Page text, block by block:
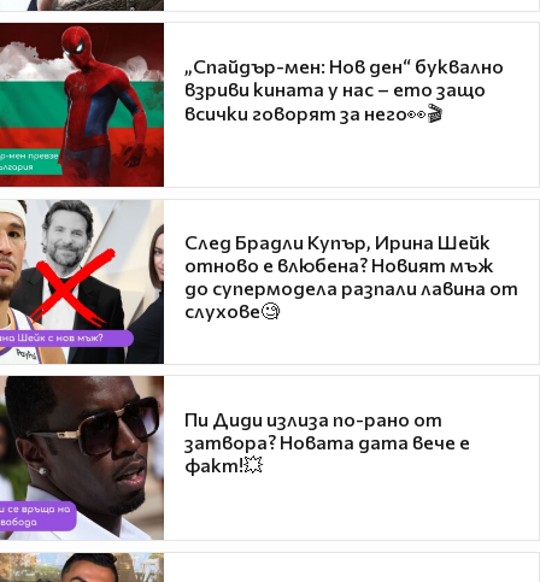
„Спайдър-мен: Нов ден“ буквално
взриви кината у нас – ето защо
всички говорят за него👀🎬
След Брадли Купър, Ирина Шейк
отново е влюбена? Новият мъж
до супермодела разпали лавина от
слухове🧐
Пи Диди излиза по-рано от
затвора? Новата дата вече е
факт!💥